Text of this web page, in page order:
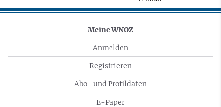
Meine WNOZ
Anmelden
Registrieren
Abo- und Profildaten
E-Paper